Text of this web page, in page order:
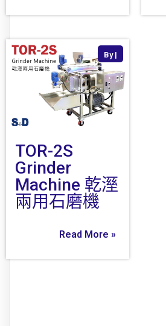
TOR-2S
Grinder
Machine 乾溼
兩用石磨機
By |
Read More »